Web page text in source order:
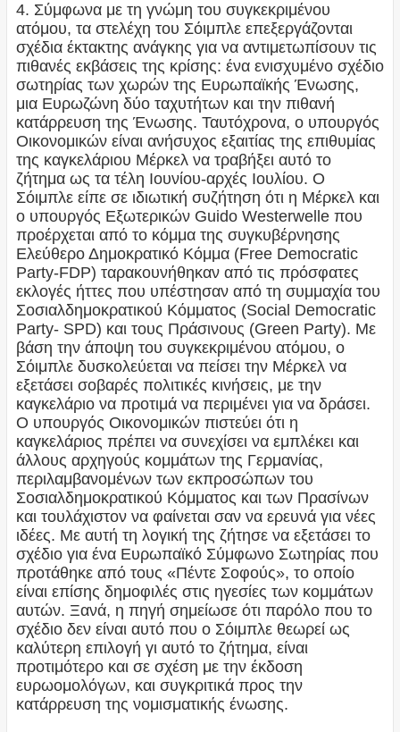
4. Σύμφωνα με τη γνώμη του συγκεκριμένου
ατόμου, τα στελέχη του Σόιμπλε επεξεργάζονται
σχέδια έκτακτης ανάγκης για να αντιμετωπίσουν τις
πιθανές εκβάσεις της κρίσης: ένα ενισχυμένο σχέδιο
σωτηρίας των χωρών της Ευρωπαϊκής Ένωσης,
μια Ευρωζώνη δύο ταχυτήτων και την πιθανή
κατάρρευση της Ένωσης. Ταυτόχρονα, ο υπουργός
Οικονομικών είναι ανήσυχος εξαιτίας της επιθυμίας
της καγκελάριου Μέρκελ να τραβήξει αυτό το
ζήτημα ως τα τέλη Ιουνίου-αρχές Ιουλίου. Ο
Σόιμπλε είπε σε ιδιωτική συζήτηση ότι η Μέρκελ και
ο υπουργός Εξωτερικών Guido Westerwelle που
προέρχεται από το κόμμα της συγκυβέρνησης
Ελεύθερο Δημοκρατικό Κόμμα (Free Democratic
Party-FDP) ταρακουνήθηκαν από τις πρόσφατες
εκλογές ήττες που υπέστησαν από τη συμμαχία του
Σοσιαλδημοκρατικού Κόμματος (Social Democratic
Party- SPD) και τους Πράσινους (Green Party). Με
βάση την άποψη του συγκεκριμένου ατόμου, ο
Σόιμπλε δυσκολεύεται να πείσει την Μέρκελ να
εξετάσει σοβαρές πολιτικές κινήσεις, με την
καγκελάριο να προτιμά να περιμένει για να δράσει.
Ο υπουργός Οικονομικών πιστεύει ότι η
καγκελάριος πρέπει να συνεχίσει να εμπλέκει και
άλλους αρχηγούς κομμάτων της Γερμανίας,
περιλαμβανομένων των εκπροσώπων του
Σοσιαλδημοκρατικού Κόμματος και των Πρασίνων
και τουλάχιστον να φαίνεται σαν να ερευνά για νέες
ιδέες. Με αυτή τη λογική της ζήτησε να εξετάσει το
σχέδιο για ένα Ευρωπαϊκό Σύμφωνο Σωτηρίας που
προτάθηκε από τους «Πέντε Σοφούς», το οποίο
είναι επίσης δημοφιλές στις ηγεσίες των κομμάτων
αυτών. Ξανά, η πηγή σημείωσε ότι παρόλο που το
σχέδιο δεν είναι αυτό που ο Σόιμπλε θεωρεί ως
καλύτερη επιλογή γι αυτό το ζήτημα, είναι
προτιμότερο και σε σχέση με την έκδοση
ευρωομολόγων, και συγκριτικά προς την
κατάρρευση της νομισματικής ένωσης.